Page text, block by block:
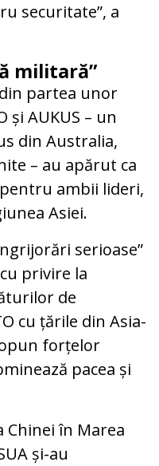
securitate”, a
militară”
partea unor
și AUKUS – un
din Australia,
– au apărut ca
ambii lideri,
Asiei.
serioase”
privire la
de
cu țările din Asia-
opun forțelor
pacea și
Chinei în Marea
și-au